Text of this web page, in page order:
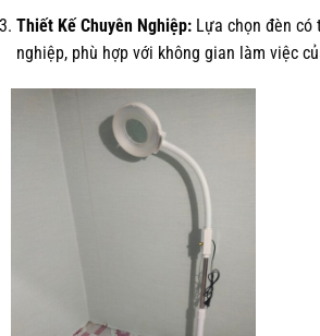
Thiết Kế Chuyên Nghiệp: Lựa chọn đèn có
nghiệp, phù hợp với không gian làm việc